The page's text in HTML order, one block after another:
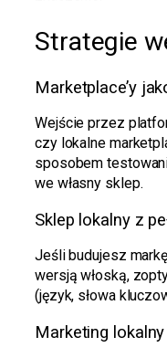
Strategie
Marketplace’y
Wejście przez
czy lokalne
sposobem
we własny sklep.
Sklep lokalny z
Jeśli budujesz
wersją włoską,
(język, słowa
Marketing lokalny